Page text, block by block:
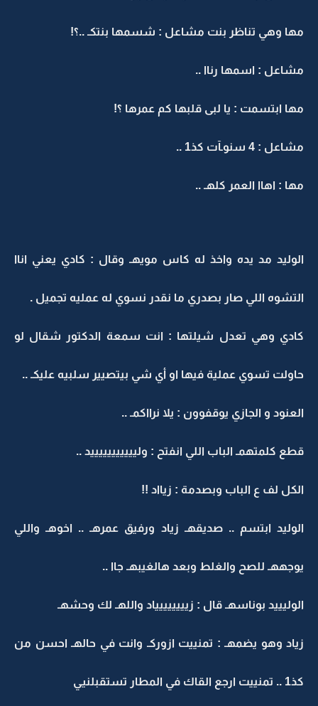
مها وهي تناظر بنت مشاعل : شسمها بنتكـ ..؟!
مشاعل : اسمها رناا ..
مها ابتسمت : يا لبى قلبها كم عمرها ؟!
مشاعل : 4 سنوـآت كذ1 ..
مها : اهاا العمر كلهـ ..
الوليد مد يده واخذ له كاس مويهـ وقال : كادي يعني اناا
التشوه اللي صار بصدري ما نقدر نسوي له عمليه تجميل .
كادي وهي تعدل شيلتها : انت سمعة الدكتور شقال لو
حاولت تسوي عملية فيها او أي شي بيتصيير سلبيه عليكـ ..
العنود و الجازي يوقفوون : يلا نرااكمـ ..
قطع كلمتهمـ الباب اللي انفتح : وليييييييييييد ..
الكل لف ع الباب وبصدمة : زيااد !!
الوليد ابتسم .. صديقهـ زياد ورفيق عمرهـ .. اخوهـ واللي
يوجههـ للصح والغلط وبعد هالغيبهـ جاا ..
الوليييد بوناسهـ قال : زيييييييياد واللهـ لك وحشهـ
زياد وهو يضمهـ : تمنييت ازوركـ وانت في حالهـ احسن من
كذ1 .. تمنييت ارجع القاك في المطار تستقبلنيي